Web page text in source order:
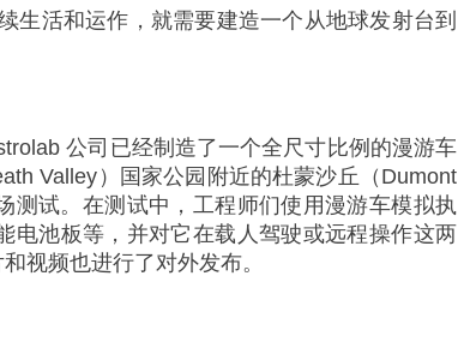
生活和运作，就需要建造一个从地球发射台到
公司已经制造了一个全尺寸比例的漫游车
Valley）国家公园附近的杜蒙沙丘（Dumont
测试。在测试中，工程师们使用漫游车模拟执
电池板等，并对它在载人驾驶或远程操作这两
视频也进行了对外发布。